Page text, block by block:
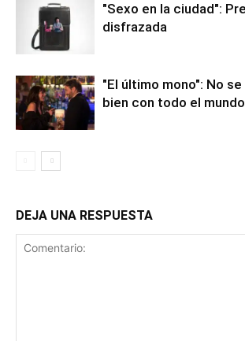
"Sexo en la ciudad":
disfrazada
"El último mono": No
bien con todo el mundo
DEJA UNA RESPUESTA